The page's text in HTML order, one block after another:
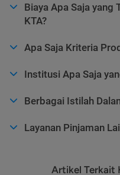
Biaya Apa Saja yang
KTA?
Apa Saja Kriteria
Institusi Apa Saja
Berbagai Istilah
Layanan Pinjaman
Artikel Terkait